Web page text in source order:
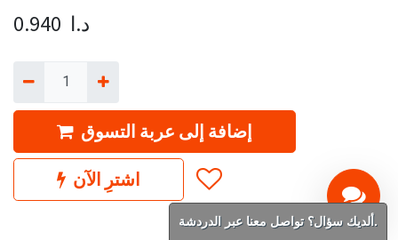
0.940 د.ا
إضافة إلى عربة التسوق
اشترِ الآن
ألديك سؤال؟ تواصل معنا عبر الدردشة.